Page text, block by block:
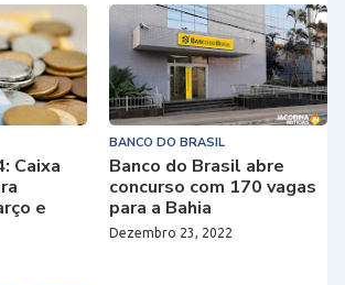
Caixa
e
BANCO DO BRASIL
Banco do Brasil abre
concurso com 170 vagas
para a Bahia
Dezembro 23, 2022